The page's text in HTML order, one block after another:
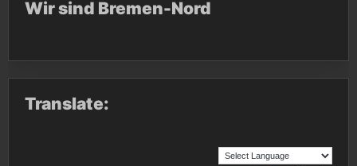
Wir sind Bremen-Nord
Translate: